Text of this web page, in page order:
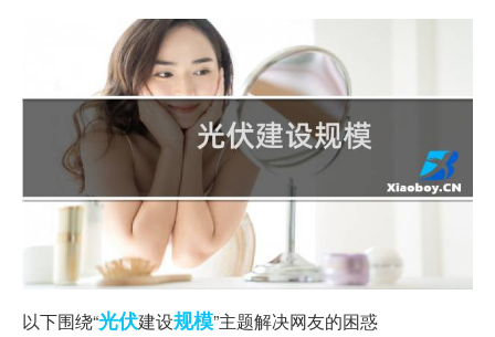
以下围绕“光伏建设规模”主题解决网友的困惑